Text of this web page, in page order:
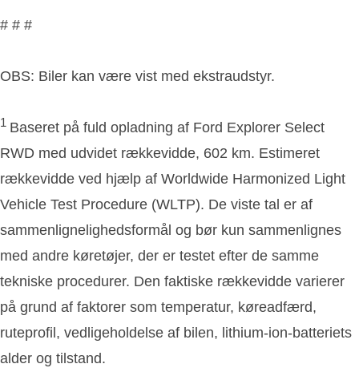
# # #
OBS: Biler kan være vist med ekstraudstyr.
1 Baseret på fuld opladning af Ford Explorer Select
RWD med udvidet rækkevidde, 602 km. Estimeret
rækkevidde ved hjælp af Worldwide Harmonized Light
Vehicle Test Procedure (WLTP). De viste tal er af
sammenlignelighedsformål og bør kun sammenlignes
med andre køretøjer, der er testet efter de samme
tekniske procedurer. Den faktiske rækkevidde varierer
på grund af faktorer som temperatur, køreadfærd,
ruteprofil, vedligeholdelse af bilen, lithium-ion-batteriets
alder og tilstand.